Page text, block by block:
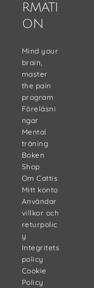
RMATI
ON
Mind your
brain,
master
the pain
program
Föreläsni
ngar
Mental
träning
Boken
Shop
Om Cattis
Mitt konto
Användar
villkor och
returpolic
y
Integritets
policy
Cookie
Policy